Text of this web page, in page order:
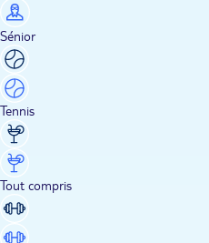
Sénior
Tennis
Tout compris